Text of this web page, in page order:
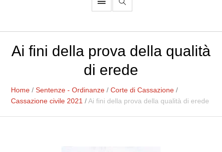
Ai fini della prova della qualità
di erede
Home /Sentenze - Ordinanze /Corte di Cassazione /
Cassazione civile 2021 /Ai fini della prova della qualità di erede